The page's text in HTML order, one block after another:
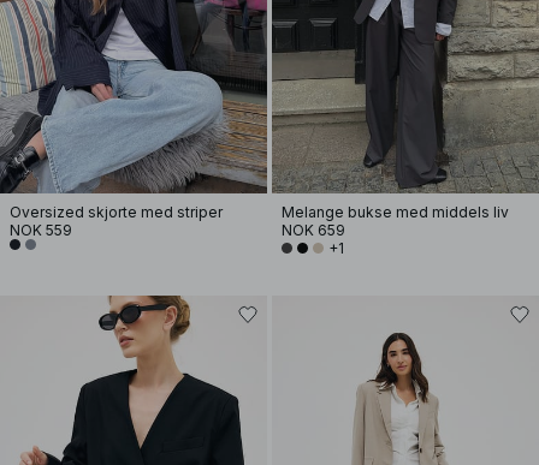
Oversized skjorte med striper
NOK 559
Melange bukse med middels liv
NOK 659
+1